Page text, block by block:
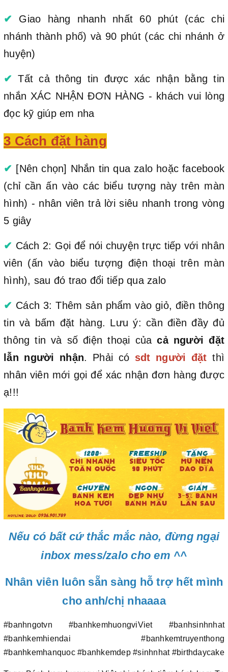
✔ Giao hàng nhanh nhất 60 phút (các chi
nhánh thành phố) và 90 phút (các chi nhánh ở
huyện)
✔ Tất cả thông tin được xác nhận bằng tin
nhắn XÁC NHẬN ĐƠN HÀNG - khách vui lòng
đọc kỹ giúp em nha
3 Cách đặt hàng
✔ [Nên chọn] Nhắn tin qua zalo hoặc facebook
(chỉ cần ấn vào các biểu tượng này trên màn
hình) - nhân viên trả lời siêu nhanh trong vòng
5 giây
✔ Cách 2: Gọi để nói chuyện trực tiếp với nhân
viên (ấn vào biểu tượng điện thoại trên màn
hình), sau đó trao đổi tiếp qua zalo
✔ Cách 3: Thêm sản phẩm vào giỏ, điền thông
tin và bấm đặt hàng. Lưu ý: cần điền đầy đủ
thông tin và số điện thoại củacả người đặt
lẫn người nhận. Phải có sdt người đặt thì
nhân viên mới gọi để xác nhận đơn hàng được
ạ!!!
Nếu có bất cứ thắc mắc nào, đừng ngại
inbox mess/zalo cho em ^^
Nhân viên luôn sẵn sàng hỗ trợ hết mình
cho anh/chị nhaaaa
#banhngotvn #banhkemhuongviViet #banhsinhnhat
#banhkemhiendai #banhkemtruyenthong
#banhkemhanquoc #banhkemdep #sinhnhat #birthdaycake